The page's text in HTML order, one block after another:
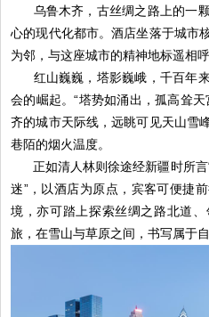
乌鲁木齐，古丝绸之路上的一
心的现代化都市。酒店坐落于城
为邻，与这座城市的精神地标遥相呼
红山巍巍，塔影巍峨，千百年
会的崛起。“塔势如涌出，孤高耸
齐的城市天际线，远眺可见天山雪
巷陌的烟火温度。
正如清人林则徐途经新疆时所
迷”，以酒店为原点，宾客可便捷
境，亦可踏上探索丝绸之路北道
旅，在雪山与草原之间，书写属于